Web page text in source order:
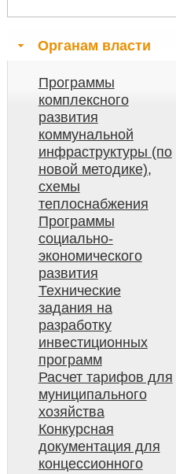
Органам власти
Программы
комплексного
развития
коммунальной
инфраструктуры (по
новой методике),
схемы
теплоснабжения
Программы
социально-
экономического
развития
Технические
задания на
разработку
инвестиционных
программ
Расчет тарифов для
муниципального
хозяйства
Конкурсная
документация для
концессионного